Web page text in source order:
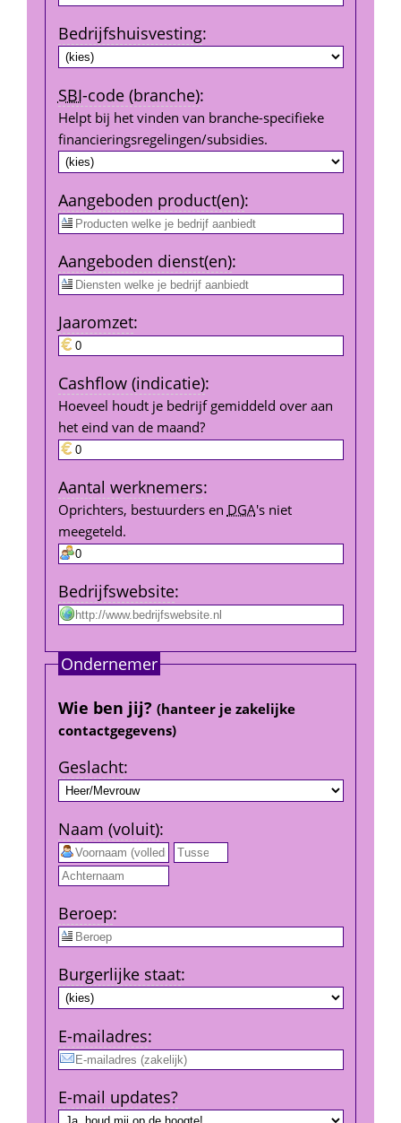
Bedrijfshuisvesting:
SBI-code (branche):
Helpt bij het vinden van branche-specifieke
financierings­regelingen/subsidies.
Aangeboden product(en):
Aangeboden dienst(en):
Jaar­omzet:
Cashflow (indicatie):
Hoeveel houdt je bedrijf gemiddeld over aan
het eind van de maand?
Aantal werk­nemers:
Oprichters, bestuurders en DGA's niet
meegeteld.
Bedrijfs­website:
Ondernemer
Wie ben jij? (hanteer je zakelijke
contact­gegevens)
Geslacht:
Naam (voluit):
Beroep:
Burgerlijke staat:
E-mail­adres:
E-mail updates?